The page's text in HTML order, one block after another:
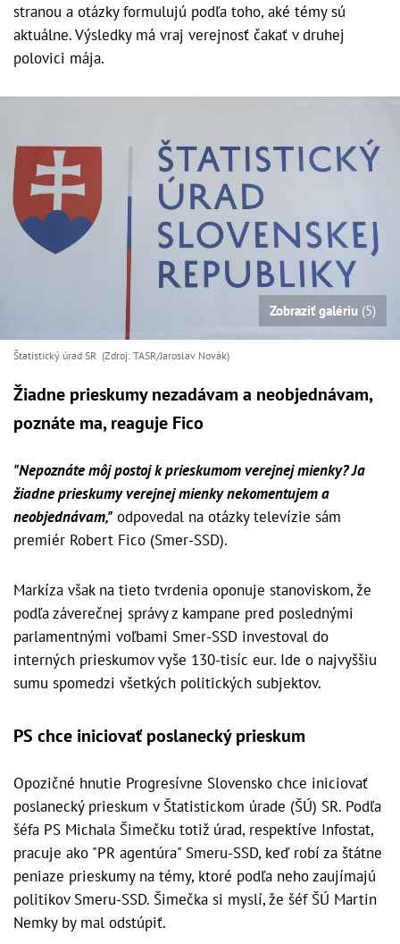
stranou a otázky formulujú podľa toho, aké témy sú
aktuálne. Výsledky má vraj verejnosť čakať v druhej
polovici mája.
Zobraziť galériu (5)
Štatistický úrad SR (Zdroj: TASR/Jaroslav Novák)
Žiadne prieskumy nezadávam a neobjednávam,
poznáte ma, reaguje Fico
"Nepoznáte môj postoj k prieskumom verejnej mienky? Ja
žiadne prieskumy verejnej mienky nekomentujem a
neobjednávam," odpovedal na otázky televízie sám
premiér Robert Fico (Smer-SSD).
Markíza však na tieto tvrdenia oponuje stanoviskom, že
podľa záverečnej správy z kampane pred poslednými
parlamentnými voľbami Smer-SSD investoval do
interných prieskumov vyše 130-tisíc eur. Ide o najvyššiu
sumu spomedzi všetkých politických subjektov.
PS chce iniciovať poslanecký prieskum
Opozičné hnutie Progresívne Slovensko chce iniciovať
poslanecký prieskum v Štatistickom úrade (ŠÚ) SR. Podľa
šéfa PS Michala Šimečku totiž úrad, respektíve Infostat,
pracuje ako "PR agentúra" Smeru-SSD, keď robí za štátne
peniaze prieskumy na témy, ktoré podľa neho zaujímajú
politikov Smeru-SSD. Šimečka si myslí, že šéf ŠÚ Martin
Nemky by mal odstúpiť.